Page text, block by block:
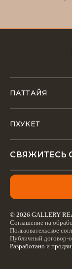
ПАТТАЙЯ
ПХУКЕТ
СВЯЖИТЕСЬ
© 2026 GALLERY
Соглашение на
Пользовательское
Публичный договор-
Разработано и